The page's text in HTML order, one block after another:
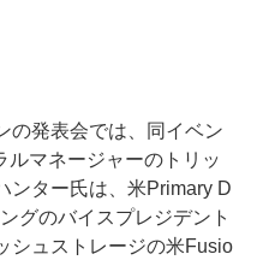
発表会では、同イベン
ルマネージャーのトリッ
ンター氏は、米Primary D
グのバイスプレジデント
シュストレージの米Fusio